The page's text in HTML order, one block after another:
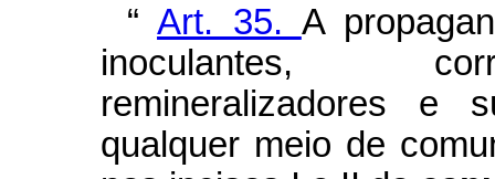
“Art. 35. A
inoculantes,
remineralizadores e
qualquer meio de